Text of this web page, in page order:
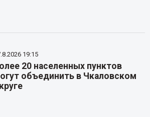
19:15
20 населенных пунктов
объединить в Чкаловском